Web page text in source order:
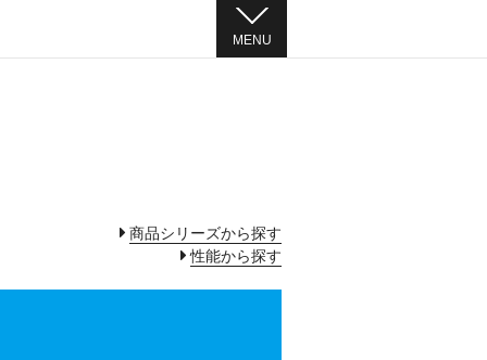
MENU
商品シリーズから探す
性能から探す